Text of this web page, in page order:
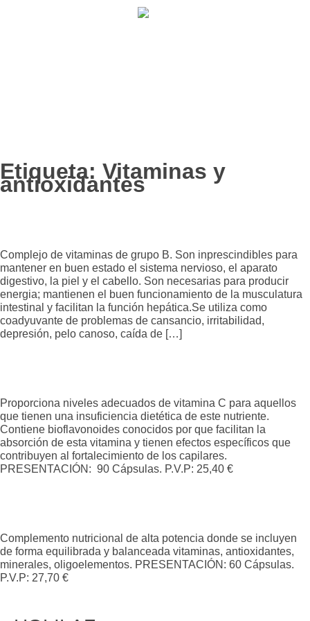
Etiqueta: Vitaminas y
antioxidantes
Complejo de vitaminas de grupo B. Son inprescindibles para
mantener en buen estado el sistema nervioso, el aparato
digestivo, la piel y el cabello. Son necesarias para producir
energia; mantienen el buen funcionamiento de la musculatura
intestinal y facilitan la función hepática.Se utiliza como
coadyuvante de problemas de cansancio, irritabilidad,
depresión, pelo canoso, caída de […]
Proporciona niveles adecuados de vitamina C para aquellos
que tienen una insuficiencia dietética de este nutriente.
Contiene bioflavonoides conocidos por que facilitan la
absorción de esta vitamina y tienen efectos específicos que
contribuyen al fortalecimiento de los capilares.
PRESENTACIÓN: 90 Cápsulas. P.V.P: 25,40 €
Complemento nutricional de alta potencia donde se incluyen
de forma equilibrada y balanceada vitaminas, antioxidantes,
minerales, oligoelementos. PRESENTACIÓN: 60 Cápsulas.
P.V.P: 27,70 €